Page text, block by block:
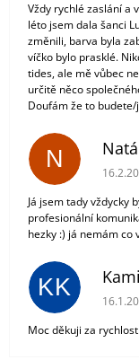
Vždy rychlé zaslání a
léto jsem dala šanci
změnili, barva byla
víčko bylo prasklé.
tides, ale mě vůbec
určitě něco
Doufám že to
N
Já jsem tady vždycky
profesionální
hezky :) já nemám co
KK
Moc děkuji za